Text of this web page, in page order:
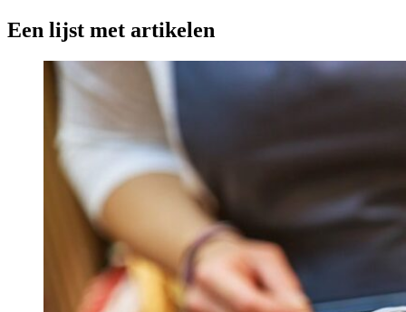
Een lijst met artikelen